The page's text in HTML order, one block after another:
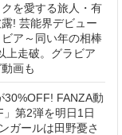
を愛する旅人・有
! 芸能界デビュー
ア～同い年の相棒
上走破。グラビア
画も
30%OFF! FANZA動
第2弾を明日1日
ガールは田野憂さ